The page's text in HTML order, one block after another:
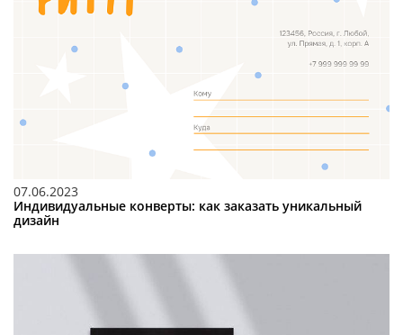
07.06.2023
Индивидуальные конверты: как заказать уникальный
дизайн